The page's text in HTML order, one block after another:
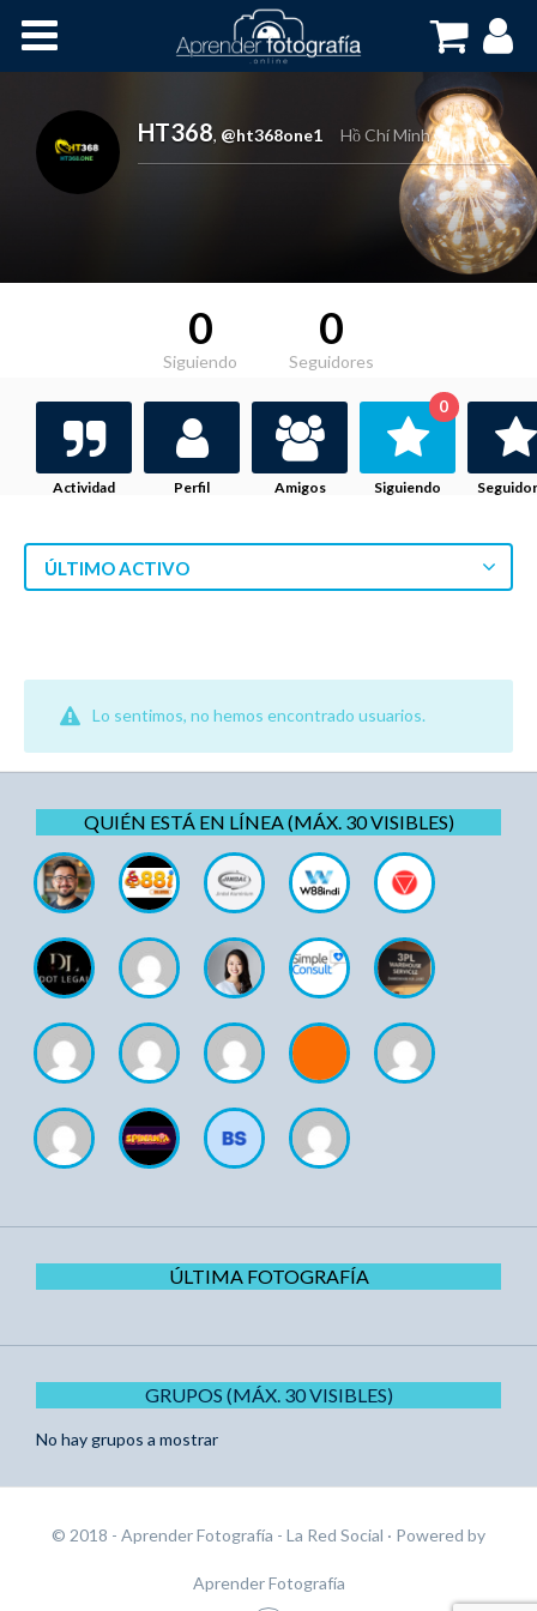
Cursos OnLine
HT368, @ht368one1 Hồ Chí Minh
0
Siguiendo
0
Seguidores
Actividad Perfil Amigos Siguiendo
0
ÚLTIMO ACTIVO
Lo sentimos, no hemos encontrado usuarios.
QUIÉN ESTÁ EN LÍNEA (MÁX. 30 VISIBLES)
ÚLTIMA FOTOGRAFÍA
GRUPOS (MÁX. 30 VISIBLES)
No hay grupos a mostrar
© 2018 - Aprender Fotografía - La Red Social · Powered by
Aprender Fotografía